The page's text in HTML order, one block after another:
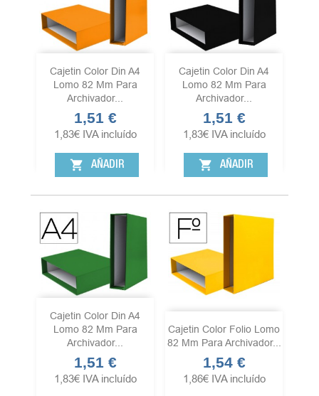
Cajetin Color Din A4
Lomo 82 Mm Para
Archivador...
Precio
1,51 €
1,83€ IVA incluído
shopping_cart AÑADIR
Cajetin Color Din A4
Lomo 82 Mm Para
Archivador...
Precio
1,51 €
1,83€ IVA incluído
shopping_cart AÑADIR
Cajetin Color Din A4
Lomo 82 Mm Para
Archivador...
Precio
1,51 €
1,83€ IVA incluído
Cajetin Color Folio Lomo
82 Mm Para Archivador...
Precio
1,54 €
1,86€ IVA incluído